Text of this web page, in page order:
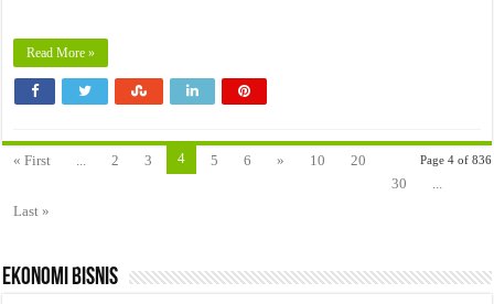
Read More »
Page 4 of 836
« First ... 2 3 4 5 6 » 10
20
30
...
Last »
Ekonomi Bisnis